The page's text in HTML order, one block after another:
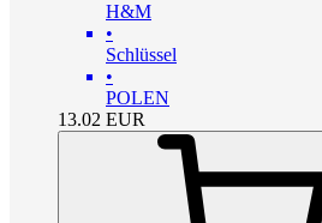
H&M
•
Schlüssel
•
POLEN
13.02 EUR